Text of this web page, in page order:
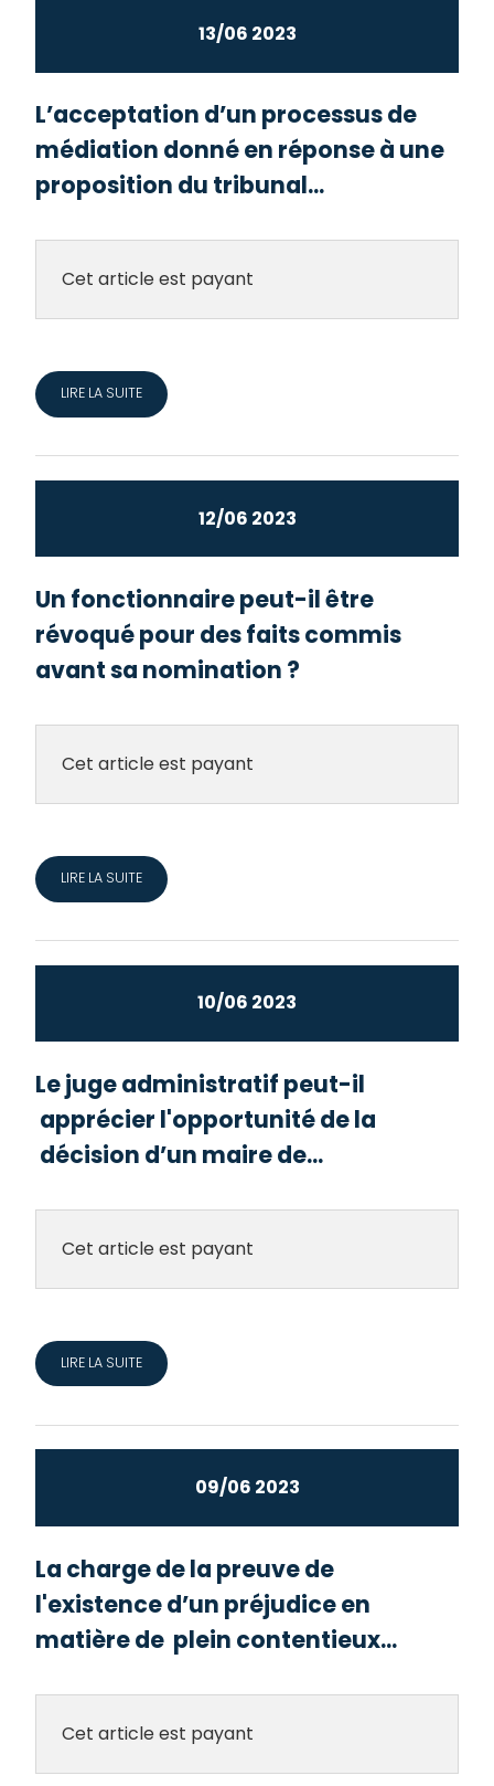
13/06 2023
L’acceptation d’un processus de
médiation donné en réponse à une
proposition du tribunal...
Cet article est payant
LIRE LA SUITE
12/06 2023
Un fonctionnaire peut-il être
révoqué pour des faits commis
avant sa nomination ?
Cet article est payant
LIRE LA SUITE
10/06 2023
Le juge administratif peut-il
apprécier l'opportunité de la
décision d’un maire de...
Cet article est payant
LIRE LA SUITE
09/06 2023
La charge de la preuve de
l'existence d’un préjudice en
matière de plein contentieux...
Cet article est payant